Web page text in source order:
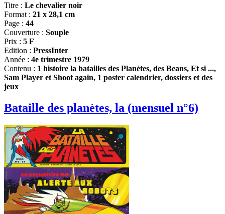
Titre : Le chevalier noir
Format : 21 x 28,1 cm
Page : 44
Couverture : Souple
Prix : 5 F
Edition : PressInter
Année : 4e trimestre 1979
Contenu : 1 histoire la batailles des Planètes, des Beans, Et si ...,
Sam Player et Shoot again, 1 poster calendrier, dossiers et des
jeux
Bataille des planètes, la (mensuel n°6)